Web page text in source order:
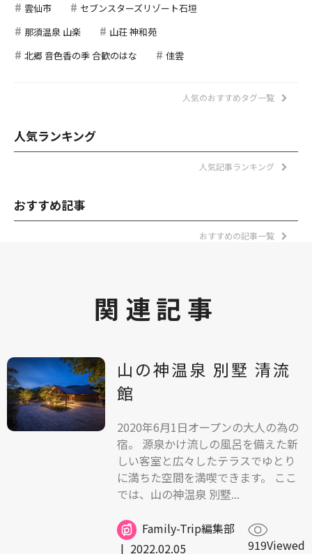
雲仙市
セブンスターズリゾート石垣
那須温泉 山楽
山荘 神和苑
北郷 音色香の季 合歓のはな
佳雲
人気のおすすめタグ一覧
人気ランキング
人気記事ランキング
おすすめ記事
おすすめの記事一覧
関連記事
山の神温泉 別墅 清流
館
2020年6月1日オープンの大人の為の
宿。 源泉かけ流しの風呂を備えた新
しい客室と広々したテラスでゆとり
に満ちた空間を満喫できます。 ここ
では、山の神温泉 別墅...
Family-Trip編集部
| 2022.02.05 919Viewed